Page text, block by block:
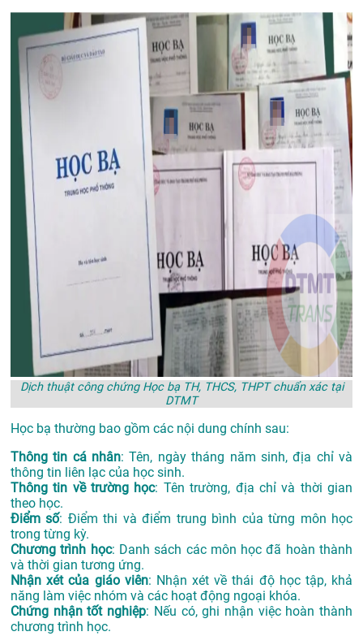
Dịch thuật công chứng Học bạ TH, THCS, THPT chuẩn xác tại
DTMT
Học bạ thường bao gồm các nội dung chính sau:
Thông tin cá nhân: Tên, ngày tháng năm sinh, địa chỉ và
thông tin liên lạc của học sinh.
Thông tin về trường học: Tên trường, địa chỉ và thời gian
theo học.
Điểm số: Điểm thi và điểm trung bình của từng môn học
trong từng kỳ.
Chương trình học: Danh sách các môn học đã hoàn thành
và thời gian tương ứng.
Nhận xét của giáo viên: Nhận xét về thái độ học tập, khả
năng làm việc nhóm và các hoạt động ngoại khóa.
Chứng nhận tốt nghiệp: Nếu có, ghi nhận việc hoàn thành
chương trình học.